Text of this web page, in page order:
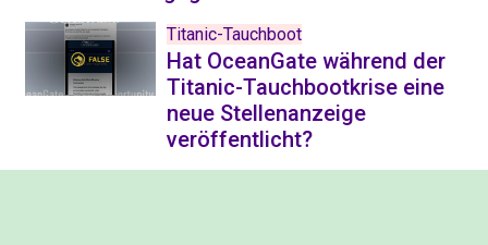
Titanic-Tauchboot
Hat OceanGate während der
Titanic-Tauchbootkrise eine
neue Stellenanzeige
veröffentlicht?